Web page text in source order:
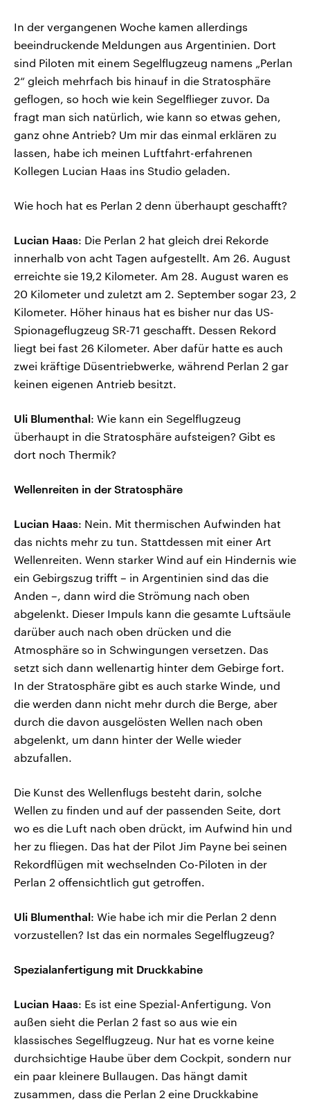
In der vergangenen Woche kamen allerdings
beeindruckende Meldungen aus Argentinien. Dort
sind Piloten mit einem Segelflugzeug namens „Perlan
2“ gleich mehrfach bis hinauf in die Stratosphäre
geflogen, so hoch wie kein Segelflieger zuvor. Da
fragt man sich natürlich, wie kann so etwas gehen,
ganz ohne Antrieb? Um mir das einmal erklären zu
lassen, habe ich meinen Luftfahrt-erfahrenen
Kollegen Lucian Haas ins Studio geladen.
Wie hoch hat es Perlan 2 denn überhaupt geschafft?
Lucian Haas: Die Perlan 2 hat gleich drei Rekorde
innerhalb von acht Tagen aufgestellt. Am 26. August
erreichte sie 19,2 Kilometer. Am 28. August waren es
20 Kilometer und zuletzt am 2. September sogar 23, 2
Kilometer. Höher hinaus hat es bisher nur das US-
Spionageflugzeug SR-71 geschafft. Dessen Rekord
liegt bei fast 26 Kilometer. Aber dafür hatte es auch
zwei kräftige Düsentriebwerke, während Perlan 2 gar
keinen eigenen Antrieb besitzt.
Uli Blumenthal: Wie kann ein Segelflugzeug
überhaupt in die Stratosphäre aufsteigen? Gibt es
dort noch Thermik?
Wellenreiten in der Stratosphäre
Lucian Haas: Nein. Mit thermischen Aufwinden hat
das nichts mehr zu tun. Stattdessen mit einer Art
Wellenreiten. Wenn starker Wind auf ein Hindernis wie
ein Gebirgszug trifft – in Argentinien sind das die
Anden –, dann wird die Strömung nach oben
abgelenkt. Dieser Impuls kann die gesamte Luftsäule
darüber auch nach oben drücken und die
Atmosphäre so in Schwingungen versetzen. Das
setzt sich dann wellenartig hinter dem Gebirge fort.
In der Stratosphäre gibt es auch starke Winde, und
die werden dann nicht mehr durch die Berge, aber
durch die davon ausgelösten Wellen nach oben
abgelenkt, um dann hinter der Welle wieder
abzufallen.
Die Kunst des Wellenflugs besteht darin, solche
Wellen zu finden und auf der passenden Seite, dort
wo es die Luft nach oben drückt, im Aufwind hin und
her zu fliegen. Das hat der Pilot Jim Payne bei seinen
Rekordflügen mit wechselnden Co-Piloten in der
Perlan 2 offensichtlich gut getroffen.
Uli Blumenthal: Wie habe ich mir die Perlan 2 denn
vorzustellen? Ist das ein normales Segelflugzeug?
Spezialanfertigung mit Druckkabine
Lucian Haas: Es ist eine Spezial-Anfertigung. Von
außen sieht die Perlan 2 fast so aus wie ein
klassisches Segelflugzeug. Nur hat es vorne keine
durchsichtige Haube über dem Cockpit, sondern nur
ein paar kleinere Bullaugen. Das hängt damit
zusammen, dass die Perlan 2 eine Druckkabine